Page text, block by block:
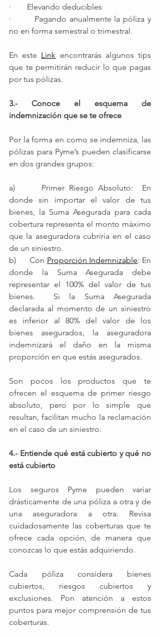
·        Elevando deducibles
·        Pagando anualmente la póliza y
no en forma semestral o trimestral.
En este Link encontrarás algunos tips
que te permitirán reducir lo que pagas
por tus pólizas.
3.- Conoce el esquema de
indemnización que se te ofrece
Por la forma en como se indemniza, las
pólizas para Pyme’s pueden clasificarse
en dos grandes grupos:
a)      Primer Riesgo Absoluto:  En
donde sin importar el valor de tus
bienes, la Suma Asegurada para cada
cobertura representa el monto máximo
que la aseguradora cubriría en el caso
de un siniestro.
b)      Con Proporción Indemnizable: En
donde la Suma Asegurada debe
representar el 100% del valor de tus
bienes.  Si la Suma Asegurada
declarada al momento de un siniestro
es inferior al 80% del valor de los
bienes asegurados, la aseguradora
indemnizará el daño en la misma
proporción en que estás asegurados.
Son pocos los productos que te
ofrecen el esquema de primer riesgo
absoluto, pero por lo simple que
resultan, facilitan mucho la reclamación
en el caso de un siniestro.
4.- Entiende qué está cubierto y qué no
está cubierto
Los seguros Pyme pueden variar
drásticamente de una póliza a otra y de
una aseguradora a otra. Revisa
cuidadosamente las coberturas que te
ofrece cada opción, de manera que
conozcas lo que estás adquiriendo.
Cada póliza considera bienes
cubiertos, riesgos cubiertos y
exclusiones. Pon atención a estos
puntos para mejor comprensión de tus
coberturas.